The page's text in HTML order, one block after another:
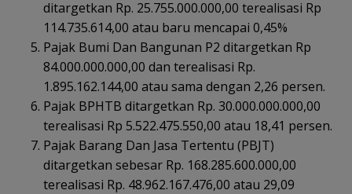
ditargetkan Rp. 25.755.000.000,00 terealisasi Rp
114.735.614,00 atau baru mencapai 0,45%
Pajak Bumi Dan Bangunan P2 ditargetkan Rp
84.000.000.000,00 dan terealisasi Rp.
1.895.162.144,00 atau sama dengan 2,26 persen.
Pajak BPHTB ditargetkan Rp. 30.000.000.000,00
terealisasi Rp 5.522.475.550,00 atau 18,41 persen.
Pajak Barang Dan Jasa Tertentu (PBJT)
ditargetkan sebesar Rp. 168.285.600.000,00
terealisasi Rp. 48.962.167.476,00 atau 29,09